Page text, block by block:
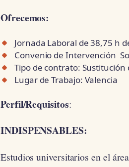
Ofrecemos:
Jornada Laboral de 38,75 h
Convenio de Intervención
Tipo de contrato:
Lugar de Trabajo: Valencia
Perfil/Requisitos:
INDISPENSABLES:
Estudios universitarios en el